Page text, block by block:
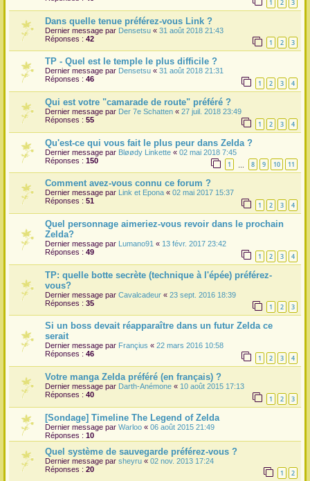
1 2 3
Dans quelle tenue préférez-vous Link ?
Dernier message par Densetsu « 31 août 2018 21:43
Réponses : 42 1 2 3
TP - Quel est le temple le plus difficile ?
Dernier message par Densetsu « 31 août 2018 21:31
Réponses : 46 1 2 3 4
Qui est votre "camarade de route" préféré ?
Dernier message par Der 7e Schatten « 27 juil. 2018 23:49
Réponses : 55 1 2 3 4
Qu'est-ce qui vous fait le plus peur dans Zelda ?
Dernier message par Bløødy Linkette « 02 mai 2018 7:45
Réponses : 150 1 8 9 10 11
Comment avez-vous connu ce forum ?
Dernier message par Link et Epona « 02 mai 2017 15:37
Réponses : 51 1 2 3 4
Quel personnage aimeriez-vous revoir dans le prochain
Zelda?
Dernier message par Lumano91 « 13 févr. 2017 23:42
Réponses : 49 1 2 3 4
TP: quelle botte secrète (technique à l'épée) préférez-
vous?
Dernier message par Cavalcadeur « 23 sept. 2016 18:39
Réponses : 35 1 2 3
Si un boss devait réapparaître dans un futur Zelda ce
serait
Dernier message par Françius « 22 mars 2016 10:58
Réponses : 46 1 2 3 4
Votre manga Zelda préféré (en français) ?
Dernier message par Darth-Anémone « 10 août 2015 17:13
Réponses : 40 1 2 3
[Sondage] Timeline The Legend of Zelda
Dernier message par Warloo « 06 août 2015 21:49
Réponses : 10
Quel système de sauvegarde préférez-vous ?
Dernier message par sheyru « 02 nov. 2013 17:24
Réponses : 20 1 2